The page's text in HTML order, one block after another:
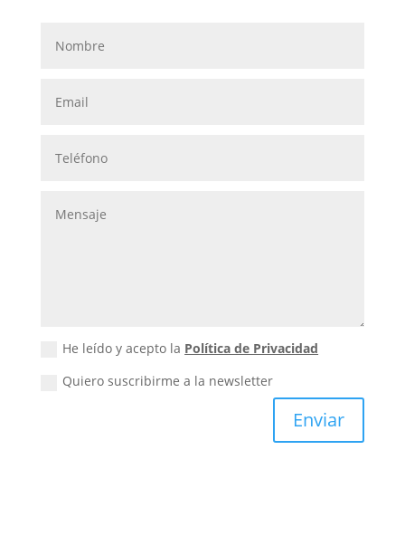
He leído y acepto la Política de Privacidad
Quiero suscribirme a la newsletter
Enviar